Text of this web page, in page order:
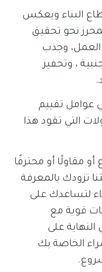
البناء ويعكس
نحو تحقيق
وجذب
، وتحفيز
عوامل تقييم
التي تقود هذا
مقاولًا أو محترفًا
تزودك بالمعرفة
لتساعدك على
قوية مع
على
الخاصة بك